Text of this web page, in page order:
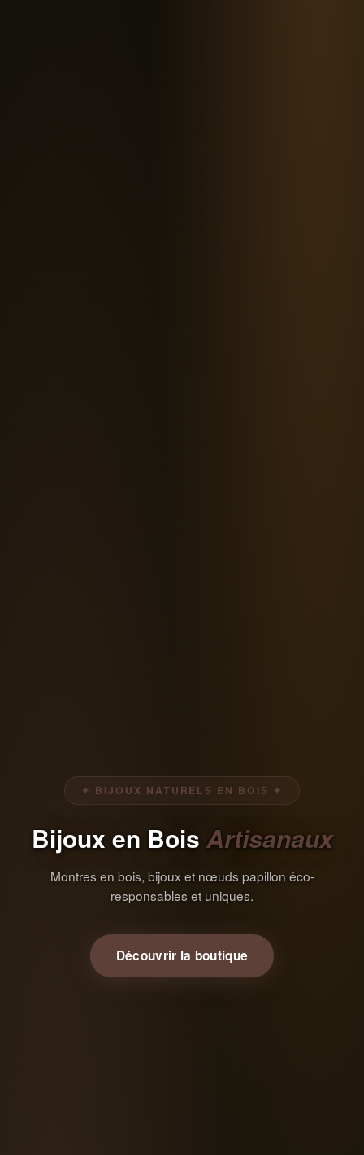
✦ BIJOUX NATURELS EN BOIS ✦
Bijoux en Bois Artisanaux
Montres en bois, bijoux et nœuds papillon éco-
responsables et uniques.
Découvrir la boutique